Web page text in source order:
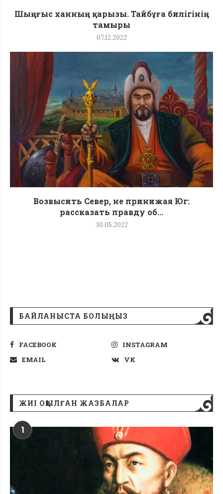
Шыңғыс ханның қарызы. Тайбұға билігінің
тамыры
07.12.2022
Возвысить Север, не принижая Юг:
рассказать правду об...
30.05.2022
БАЙЛАНЫСТА БОЛЫҢЫЗ
FACEBOOK
INSTAGRAM
EMAIL
VK
ЖИІ ОҚЫЛҒАН ЖАЗБАЛАР
1